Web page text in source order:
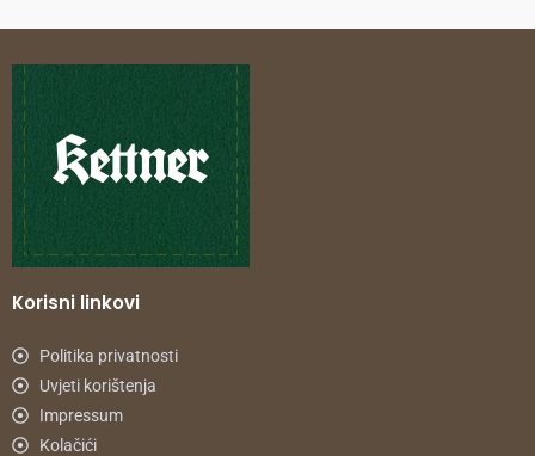
Korisni linkovi
Politika privatnosti
Uvjeti korištenja
Impressum
Kolačići